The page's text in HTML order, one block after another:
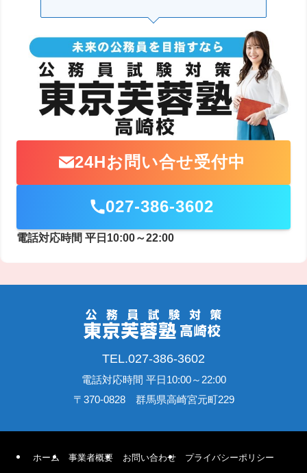
24Hお問い合せ受付中
027-386-3602
電話対応時間 平日10:00～22:00
TEL.027-386-3602
電話対応時間 平日10:00～22:00
〒370-0828 群馬県高崎宮元町229
ホーム 事業者概要 お問い合わせ プライバシーポリシー